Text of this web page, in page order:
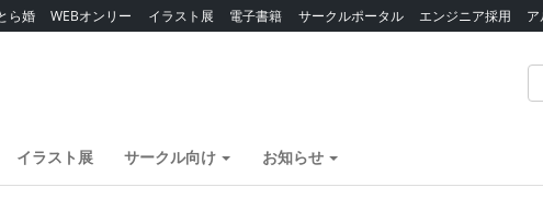
ら婚 WEBオンリー イラスト展 電子書籍 サークルポータル エンジニア採用
イラスト展 サークル向け お知らせ